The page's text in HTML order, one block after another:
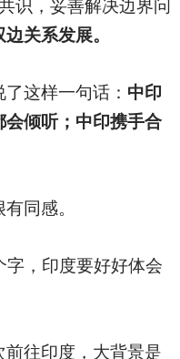
识，妥善解决边界问
关系发展。
这样一句话： 中印
会倾听；中印携手合
同感。
字，印度要好好体会
往印度，大背景是